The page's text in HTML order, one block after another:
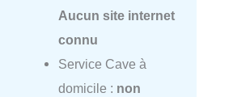
Aucun site internet
connu
Service Cave à
domicile : non